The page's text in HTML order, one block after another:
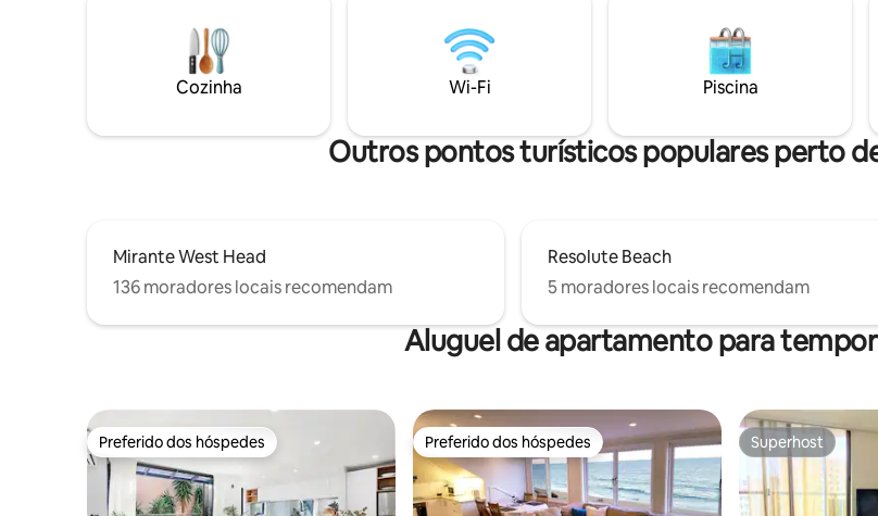
dos pássaros, o tilintar suave das âncoras
dos barcos e as vistas da água cintilante,
e redescubra os prazeres simples da vida
em um cenário que parece de outro
natural mais pacífico que você poderia
imaginar. Fácil acesso, dirija até a porta da
frente, não é necessário 4WD.
acolhedor e
casa de barcos de
convida você a
para sair da
mãe natureza no
Cozinha Wi-Fi Piscina
Outros pontos turísticos populares perto
Mirante West Head
136 moradores locais recomendam
Resolute Beach
5 moradores locais recomendam
Aluguel de apartamento para
Preferido dos hóspedes
Preferido dos hóspedes Preferido dos hóspedes
Preferido dos hóspedes Superhost
Superhost